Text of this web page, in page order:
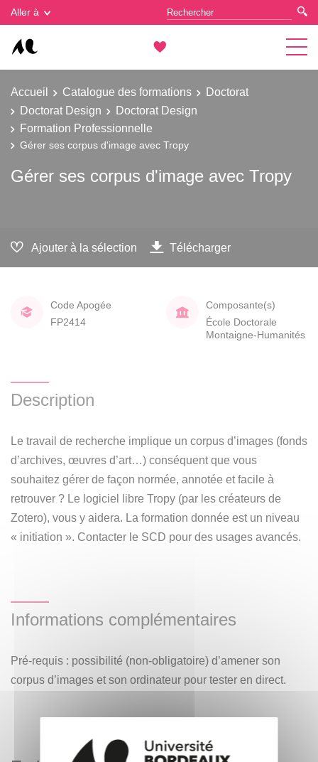
Aller à
Accueil Catalogue des formations
Doctorat
Doctorat Design
Doctorat Design
Formation Professionnelle
Gérer ses corpus d'image avec Tropy
Gérer ses corpus d'image avec Tropy
Ajouter à la sélection Télécharger
Code Apogée
FP2414
Composante(s)
École Doctorale
Montaigne-Humanités
Description
Le travail de recherche implique un corpus d’images (fonds
d’archives, œuvres d’art…) conséquent que vous
souhaitez gérer de façon normée, annotée et facile à
retrouver ? Le logiciel libre Tropy (par les créateurs de
Zotero), vous y aidera. La formation donnée est un niveau
« initiation ». Contacter le SCD pour des usages avancés.
Informations complémentaires
Pré-requis : possibilité (non-obligatoire) d’amener son
corpus d’images et son ordinateur pour tester en direct.
Gestion des cookies